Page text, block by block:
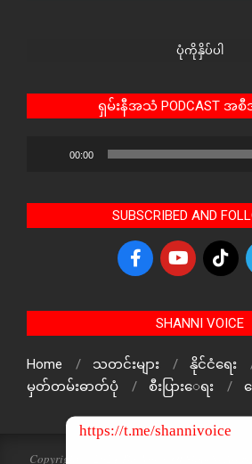
ပုံကိုနှိပ်ပါ
ရှမ်းနီအသံ PODCAST အစီ
00:00
SUBSCRIBED AND
SHANNI VOICE
Home သတင်းများ နိုင်ငံရေး
မှတ်တမ်းဓာတ်ပုံ
စီးပြားေရး
Copyright © 2024 The Voice Of ShanNi All
https://t.me/shannivoice